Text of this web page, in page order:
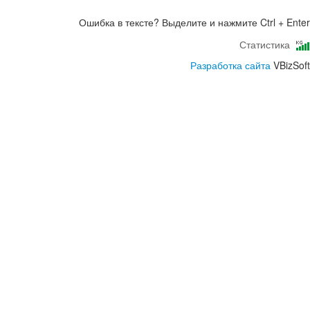
Ошибка в тексте? Выделите и нажмите Ctrl + Enter
Статистика
Разработка сайтаVBizSoft